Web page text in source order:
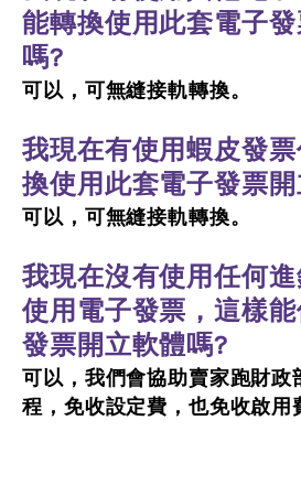
能轉換使用此套電子
嗎?
可以，可無縫接軌轉換。
我現在有使用蝦皮發
換使用此套電子發票
可以，可無縫接軌轉換。
我現在沒有使用任何
使用電子發票，這樣
發票開立軟體嗎?
可以，我們會協助賣家跑財政
程，免收設定費，也免收啟用